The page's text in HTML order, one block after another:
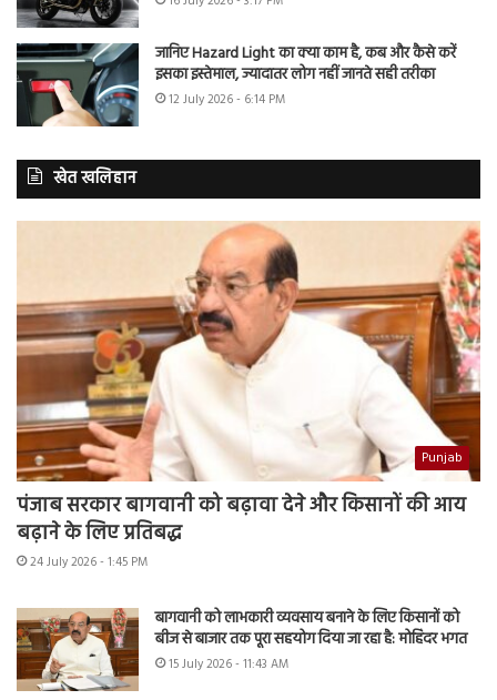
जानिए Hazard Light का क्या काम है, कब और कैसे करें
इसका इस्तेमाल, ज्यादातर लोग नहीं जानते सही तरीका
12 July 2026 - 6:14 PM
खेत खलिहान
Punjab
पंजाब सरकार बागवानी को बढ़ावा देने और किसानों की आय
बढ़ाने के लिए प्रतिबद्ध
24 July 2026 - 1:45 PM
बागवानी को लाभकारी व्यवसाय बनाने के लिए किसानों को
बीज से बाजार तक पूरा सहयोग दिया जा रहा है: मोहिंदर भगत
15 July 2026 - 11:43 AM